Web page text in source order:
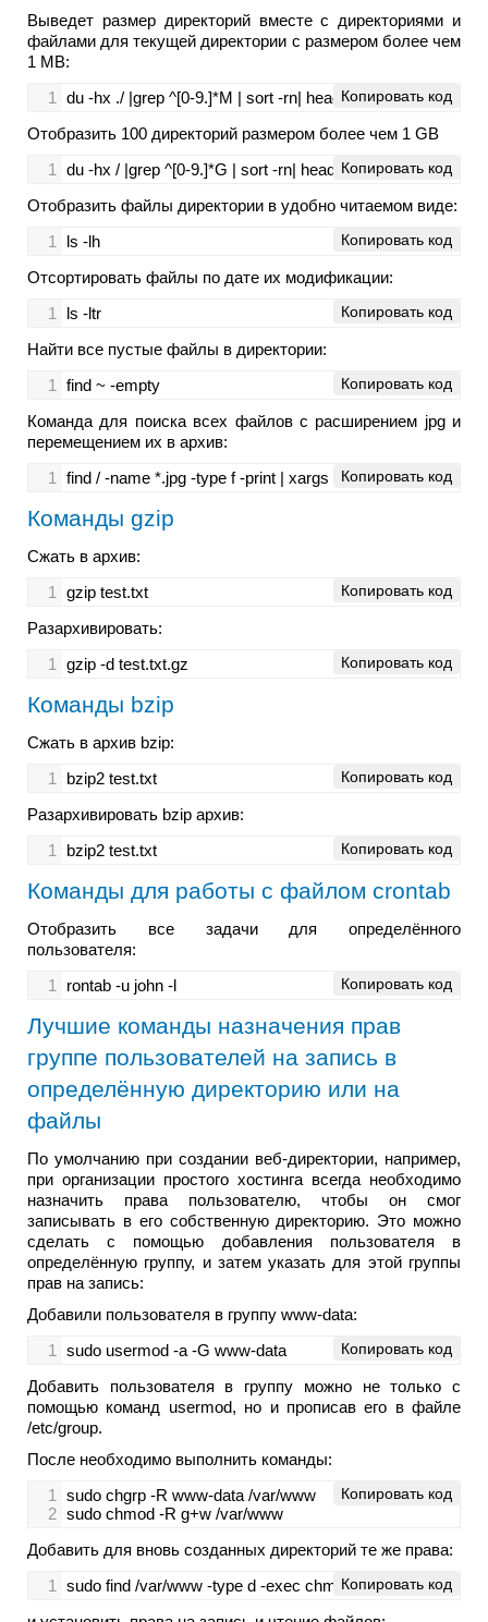
Выведет размер директорий вместе с директориями и
файлами для текущей директории с размером более чем
1 MB:
1
du -hx ./ |grep ^[0-9.]*M | sort -rn| head -n 10Копировать код
Отобразить 100 директорий размером более чем 1 GB
1
du -hx / |grep ^[0-9.]*G | sort -rn| head -n 100Копировать код
Отобразить файлы директории в удобно читаемом виде:
1
ls -lh Копировать код
Отсортировать файлы по дате их модификации:
1
ls -ltr Копировать код
Найти все пустые файлы в директории:
1
find ~ -empty Копировать код
Команда для поиска всех файлов с расширением jpg и
перемещением их в архив:
1
find / -name *.jpg -type f -print | xargs tar -cvzfКопировать код
Команды gzip
Сжать в архив:
1
gzip test.txt Копировать код
Разархивировать:
1
gzip -d test.txt.gz Копировать код
Команды bzip
Сжать в архив bzip:
1
bzip2 test.txt Копировать код
Разархивировать bzip архив:
1
bzip2 test.txt Копировать код
Команды для работы с файлом crontab
Отобразить все задачи для определённого
пользователя:
1
rontab -u john -l Копировать код
Лучшие команды назначения прав
группе пользователей на запись в
определённую директорию или на
файлы
По умолчанию при создании веб-директории, например,
при организации простого хостинга всегда необходимо
назначить права пользователю, чтобы он смог
записывать в его собственную директорию. Это можно
сделать с помощью добавления пользователя в
определённую группу, и затем указать для этой группы
прав на запись:
Добавили пользователя в группу www-data:
1
sudo usermod -a -G www-data Копировать код
Добавить пользователя в группу можно не только с
помощью команд usermod, но и прописав его в файле
/etc/group.
После необходимо выполнить команды:
1
sudo chgrp -R www-data /var/www
2 sudo chmod -R g+w /var/www
Копировать код
Добавить для вновь созданных директорий те же права:
1
sudo find /var/www -type d -exec chmod 2775 {} \;
Копировать код